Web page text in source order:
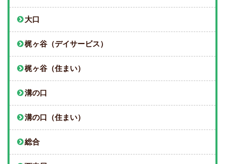
大口
梶ヶ谷（デイサービス）
梶ヶ谷（住まい）
溝の口
溝の口（住まい）
総合